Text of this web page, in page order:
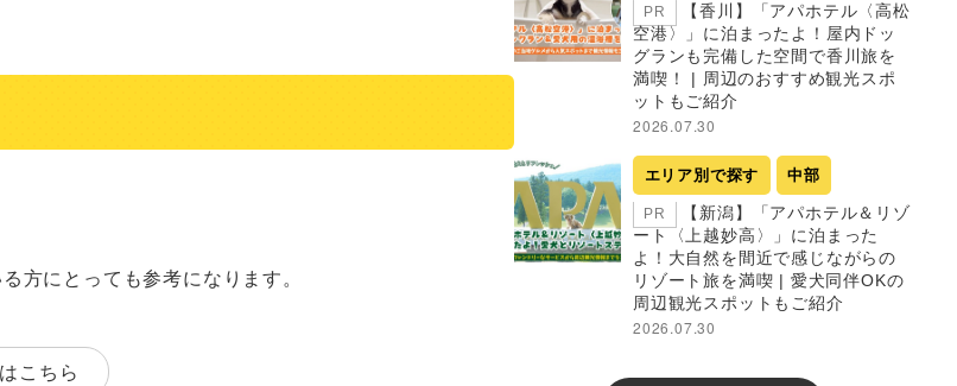
方にとっても参考になります。
こちら
PR
【香川】「アパホテル〈高松
空港〉」に泊まったよ！屋内ドッ
グランも完備した空間で香川旅を
満喫！ | 周辺のおすすめ観光スポ
ットもご紹介
2026.07.30
エリア別で探す 中部
PR
【新潟】「アパホテル＆リゾ
ート〈上越妙高〉」に泊まった
よ！大自然を間近で感じながらの
リゾート旅を満喫 | 愛犬同伴OKの
周辺観光スポットもご紹介
2026.07.30